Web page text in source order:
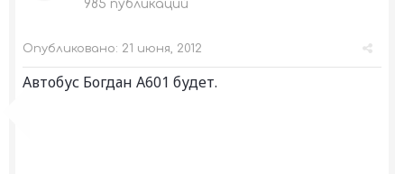
985 публикаций
Опубликовано: 21 июня, 2012
Автобус Богдан А601 будет.